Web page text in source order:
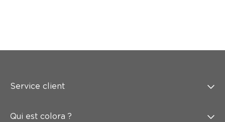
Service client
Qui est colora ?